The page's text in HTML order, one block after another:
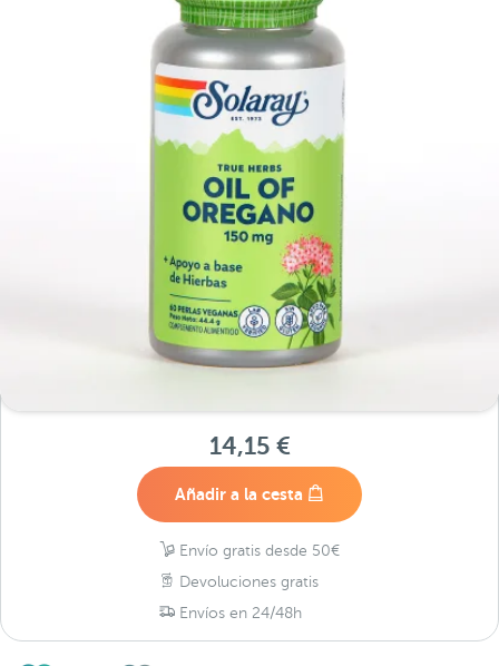
14,15 €
Añadir a la cesta
Envío gratis desde 50€
Devoluciones gratis
Envíos en 24/48h